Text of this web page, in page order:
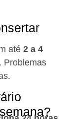
até 2 a 4
Problemas